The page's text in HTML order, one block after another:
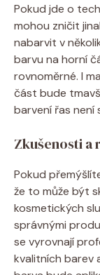
Pokud jde o
mohou zničit
nabarvit v
barvu na horní
rovnoměrné. I
část bude
barvení řas není
Zkušenosti a
Pokud
že to může být
kosmetických
správnými
se vyrovnají
kvalitních barev